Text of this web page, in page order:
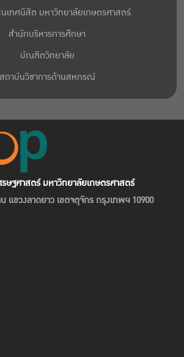
เทศนิสิต มหาวิทยาลัยเกษตรศาสตร์
สำนักบริหารการศึกษา
บัณฑิตวิทยาลัย
สถาบันวิชาการด้านสหกรณ์
ฐศาสตร์ มหาวิทยาลัยเกษตรศาสตร์
แขวงลาดยาว เขตจตุจักร กรุงเทพฯ 10900